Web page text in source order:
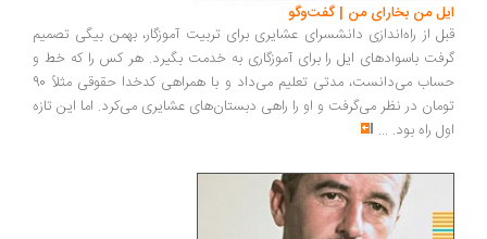
ایل من بخارای من | گفت‌وگو
قبل از راه‌اندازی دانشسرای عشایری برای تربیت آموزگار، بهمن بیگی تصمیم
گرفت باسوادهای ایل را برای آموزگاری به خدمت بگیرد. هر کس را که خط و
حساب می‌دانست، مدتی تعلیم می‌داد و با همراهی کدخدا حقوقی مثلاً 90
تومان در نظر می‌گرفت و او را راهی دبستان‌های عشایری می‌کرد. اما این تازه
اول راه بود. ...